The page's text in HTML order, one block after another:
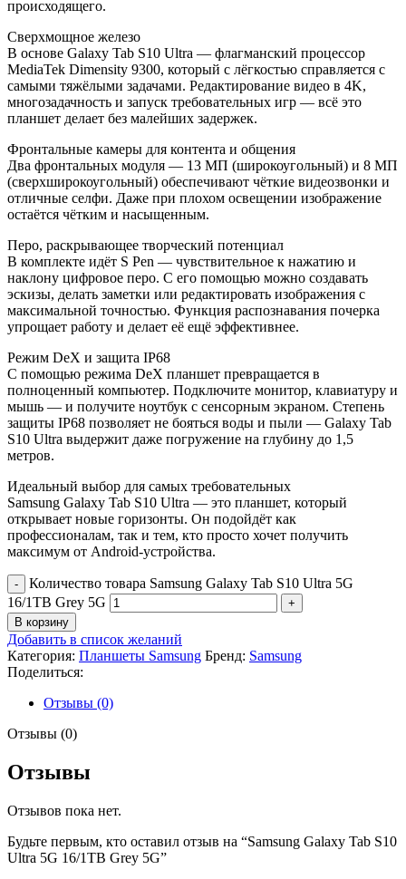
происходящего.
Сверхмощное железо
В основе Galaxy Tab S10 Ultra — флагманский процессор
MediaTek Dimensity 9300, который с лёгкостью справляется с
самыми тяжёлыми задачами. Редактирование видео в 4K,
многозадачность и запуск требовательных игр — всё это
планшет делает без малейших задержек.
Фронтальные камеры для контента и общения
Два фронтальных модуля — 13 МП (широкоугольный) и 8 МП
(сверхширокоугольный) обеспечивают чёткие видеозвонки и
отличные селфи. Даже при плохом освещении изображение
остаётся чётким и насыщенным.
Перо, раскрывающее творческий потенциал
В комплекте идёт S Pen — чувствительное к нажатию и
наклону цифровое перо. С его помощью можно создавать
эскизы, делать заметки или редактировать изображения с
максимальной точностью. Функция распознавания почерка
упрощает работу и делает её ещё эффективнее.
Режим DeX и защита IP68
С помощью режима DeX планшет превращается в
полноценный компьютер. Подключите монитор, клавиатуру и
мышь — и получите ноутбук с сенсорным экраном. Степень
защиты IP68 позволяет не бояться воды и пыли — Galaxy Tab
S10 Ultra выдержит даже погружение на глубину до 1,5
метров.
Идеальный выбор для самых требовательных
Samsung Galaxy Tab S10 Ultra — это планшет, который
открывает новые горизонты. Он подойдёт как
профессионалам, так и тем, кто просто хочет получить
максимум от Android-устройства.
Количество товара Samsung Galaxy Tab S10 Ultra 5G
16/1TB Grey 5G
В корзину
Добавить в список желаний
Категория: Планшеты Samsung Бренд: Samsung
Поделиться:
Отзывы (0)
Отзывы (0)
Отзывы
Отзывов пока нет.
Будьте первым, кто оставил отзыв на “Samsung Galaxy Tab S10
Ultra 5G 16/1TB Grey 5G”